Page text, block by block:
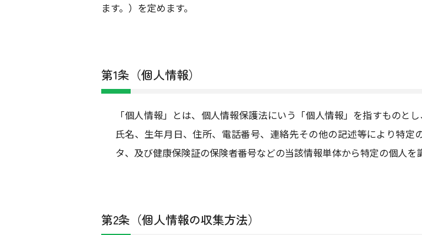
ます。）を定めます。
第1条（個人情報）
「個人情報」とは、個人情報保護法にいう「個人情報」を指すものと
氏名、生年月日、住所、電話番号、連絡先その他の記述等により特
タ、及び健康保険証の保険者番号などの当該情報単体から特定の個人を
第2条（個人情報の収集方法）